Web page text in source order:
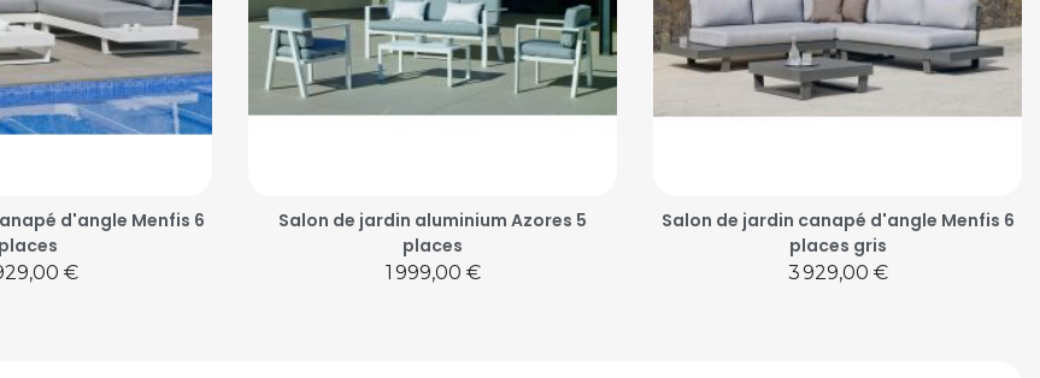
d'angle Menfis 6
places
€
Salon de jardin aluminium Azores 5
places
Prix
1 999,00 €
Salon de jardin canapé d'angle Menfis 6
places gris
Prix
3 929,00 €